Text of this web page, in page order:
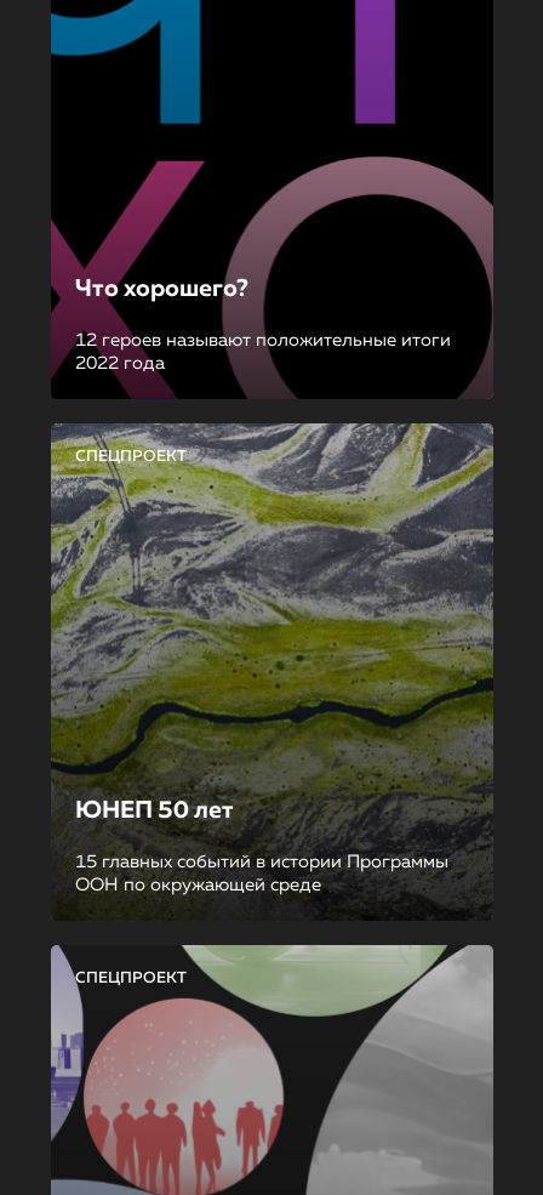
Что хорошего?
12 героев называют положительные итоги
2022 года
СПЕЦПРОЕКТ
ЮНЕП 50 лет
15 главных событий в истории Программы
ООН по окружающей среде
СПЕЦПРОЕКТ